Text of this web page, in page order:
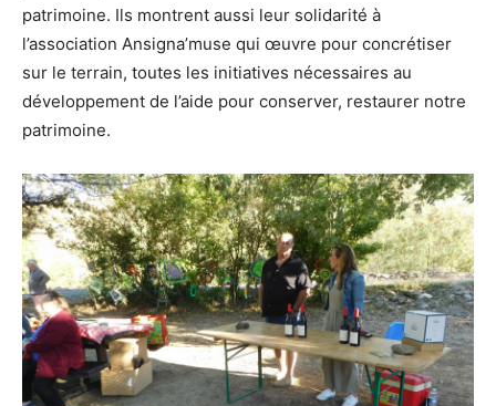
patrimoine. Ils montrent aussi leur solidarité à
l’association Ansigna’muse qui œuvre pour concrétiser
sur le terrain, toutes les initiatives nécessaires au
développement de l’aide pour conserver, restaurer notre
patrimoine.